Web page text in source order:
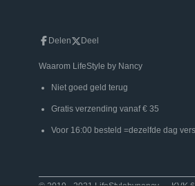
Delen Deel
Waarom LifeStyle
Niet goed
Gratis verzending
Voor 16:00 besteld